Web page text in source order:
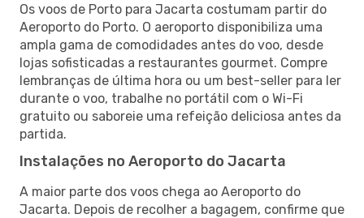
Os voos de Porto para Jacarta costumam partir do
Aeroporto do Porto. O aeroporto disponibiliza uma
ampla gama de comodidades antes do voo, desde
lojas sofisticadas a restaurantes gourmet. Compre
lembranças de última hora ou um best-seller para ler
durante o voo, trabalhe no portátil com o Wi-Fi
gratuito ou saboreie uma refeição deliciosa antes da
partida.
Instalações no Aeroporto do Jacarta
A maior parte dos voos chega ao Aeroporto do
Jacarta. Depois de recolher a bagagem, confirme que